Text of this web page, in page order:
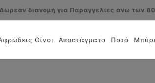
Δωρεάν διανομή για Παραγγελίες άνω των
Οίνοι Αποστάγματα Ποτά